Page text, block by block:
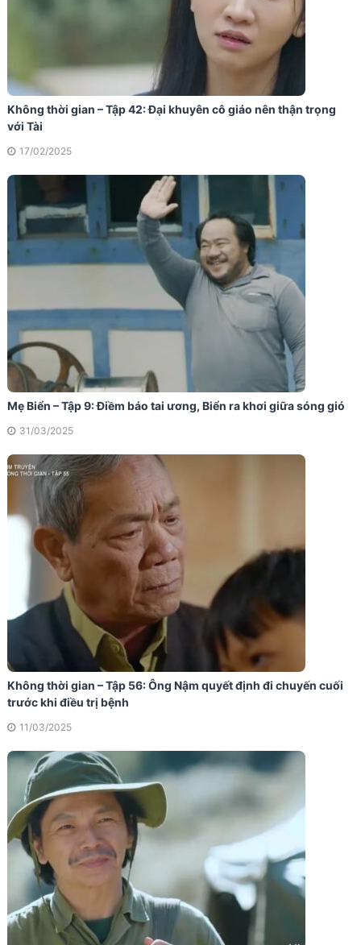
Không thời gian – Tập 42: Đại khuyên cô giáo nên thận trọng
với Tài
17/02/2025
Mẹ Biển – Tập 9: Điềm báo tai ương, Biển ra khơi giữa sóng gió
31/03/2025
Không thời gian – Tập 56: Ông Nậm quyết định đi chuyến cuối
trước khi điều trị bệnh
11/03/2025